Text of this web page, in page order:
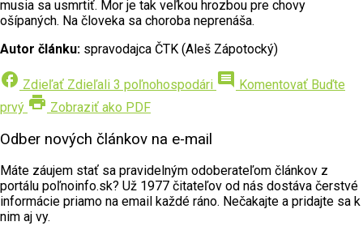
musia sa usmrtiť. Mor je tak veľkou hrozbou pre chovy
ošípaných. Na človeka sa choroba neprenáša.
Autor článku: spravodajca ČTK (Aleš Zápotocký)
facebook Zdieľať Zdieľali 3 poľnohospodári comment Komentovať Buďte
prvý print Zobraziť ako PDF
Odber nových článkov na e-mail
Máte záujem stať sa pravidelným odoberateľom článkov z
portálu poľnoinfo.sk? Už 1977 čitateľov od nás dostáva čerstvé
informácie priamo na email každé ráno. Nečakajte a pridajte sa k
nim aj vy.